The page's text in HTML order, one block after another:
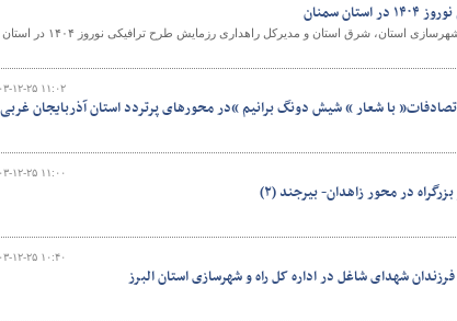
سمنان
صبح امروز با حضور مدیران کل راه و شهرسازی استان، شرق استان و مدیرکل راهداری رزمایش طرح ترافیکی نوروز ۱۴۰۴ در استان
۱۴۰۳-۱۲-۲۵
تصادفات” با شعار “ شیش دونگ برانیم “در محورهای پرتردد استان آذربایجان غربی
۱۴۰۳-۱۲-۲۵
۱۴۰۳-۱۲-۲۵
شهدای شاغل در اداره کل راه و شهرسازی استان البرز